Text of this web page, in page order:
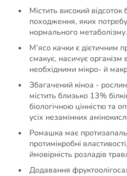
Містить високий відсоток
походження, яких
нормального метаболізму.
М’ясо качки є дієтичним
смакує, насичує організм
необхідними мікро- й
Збагачений кіноа -
містить близько 13%
біологічною цінністю та
усіх незамінних
Ромашка має
протимікробні
ймовірність розладів
Додавання